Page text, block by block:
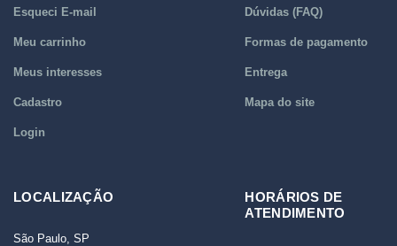
Esqueci E-mail
Meu carrinho
Meus interesses
Cadastro
Login
Dúvidas (FAQ)
Formas de pagamento
Entrega
Mapa do site
LOCALIZAÇÃO
São Paulo, SP
HORÁRIOS DE
ATENDIMENTO